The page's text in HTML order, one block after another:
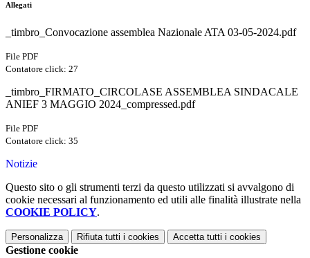
Allegati
_timbro_Convocazione assemblea Nazionale ATA 03-05-2024.pdf
File PDF
Contatore click: 27
_timbro_FIRMATO_CIRCOLASE ASSEMBLEA SINDACALE
ANIEF 3 MAGGIO 2024_compressed.pdf
File PDF
Contatore click: 35
Notizie
Questo sito o gli strumenti terzi da questo utilizzati si avvalgono di
cookie necessari al funzionamento ed utili alle finalità illustrate nella
COOKIE POLICY.
Personalizza Rifiuta tutti i cookies Accetta tutti i cookies
Gestione cookie